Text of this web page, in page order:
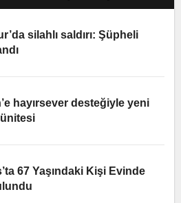
neresi?
silahlı saldırı: Şüpheli
hayırsever desteğiyle yeni
67 Yaşındaki Kişi Evinde